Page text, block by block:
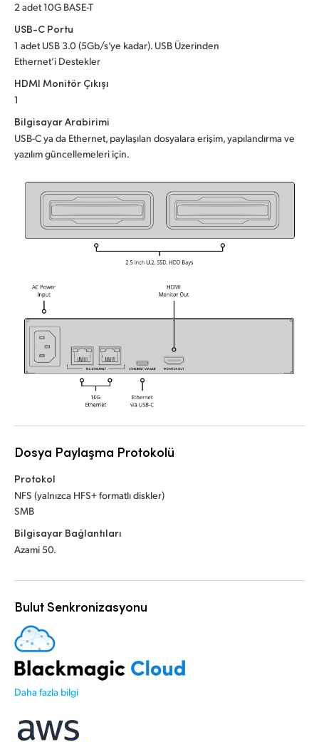
Singapore
South Africa
Spain
Sweden
Chinese Taipei
UAE
Ukraine
2 adet 10G BASE-T
USB-C Portu
1 adet USB 3.0 (5Gb/s’ye kadar). USB Üzerinden
Ethernet’i Destekler
HDMI Monitör Çıkışı
1
Bilgisayar Arabirimi
USB-C ya da Ethernet, paylaşılan dosyalara erişim, yapılandırma ve
yazılım güncellemeleri için.
Dosya Paylaşma Protokolü
Protokol
NFS (yalnızca HFS+ formatlı diskler)
SMB
Bilgisayar Bağlantıları
Azami 50.
Bulut Senkronizasyonu
Daha fazla bilgi